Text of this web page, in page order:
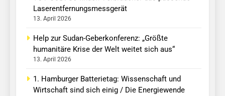
Laserentfernungsmessgerät
13. April 2026
Help zur Sudan-Geberkonferenz: „Größte
humanitäre Krise der Welt weitet sich aus“
13. April 2026
1. Hamburger Batterietag: Wissenschaft und
Wirtschaft sind sich einig / Die Energiewende